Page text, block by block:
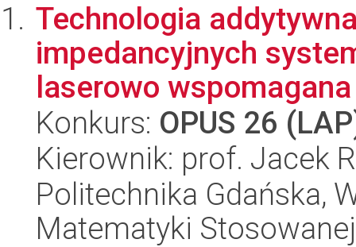
Technologia
impedancyjnych
laserowo
Konkurs: OPUS 26
Kierownik: prof. Jacek
Politechnika Gdańska,
Matematyki Stosowanej